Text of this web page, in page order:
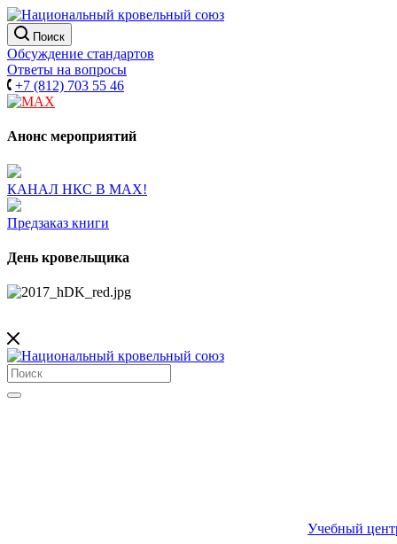
Поиск
Обсуждение стандартов
Ответы на вопросы
+7 (812) 703 55 46
Анонс мероприятий
КАНАЛ НКС В МАХ!
Предзаказ книги
День кровельщика
Учебный